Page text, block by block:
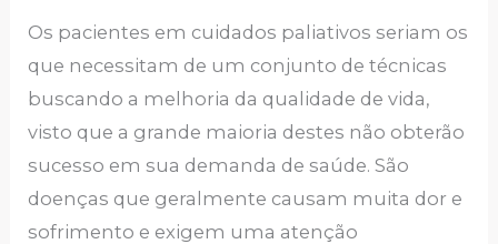
Os pacientes em cuidados paliativos seriam os
que necessitam de um conjunto de técnicas
buscando a melhoria da qualidade de vida,
visto que a grande maioria destes não obterão
sucesso em sua demanda de saúde. São
doenças que geralmente causam muita dor e
sofrimento e exigem uma atenção